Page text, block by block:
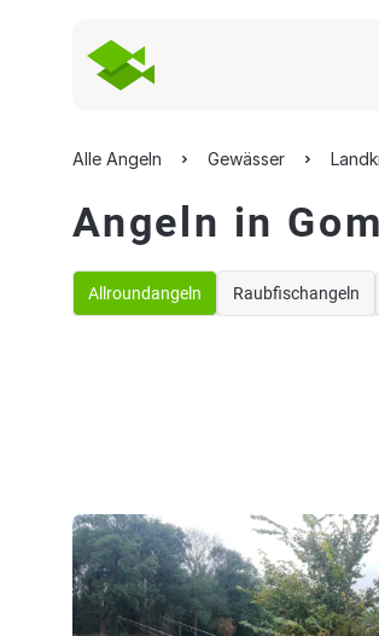
Alle Angeln Gewässer
Angeln in
Allroundangeln Raubfischangeln